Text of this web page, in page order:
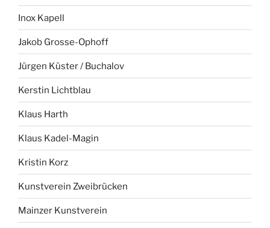
Inox Kapell
Jakob Grosse-Ophoff
Jürgen Küster / Buchalov
Kerstin Lichtblau
Klaus Harth
Klaus Kadel-Magin
Kristin Korz
Kunstverein Zweibrücken
Mainzer Kunstverein